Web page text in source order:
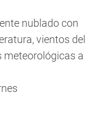
nublado con
vientos del
meteorológicas a